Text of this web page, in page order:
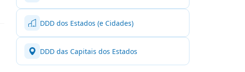
DDD dos Estados (e Cidades)
DDD das Capitais dos Estados